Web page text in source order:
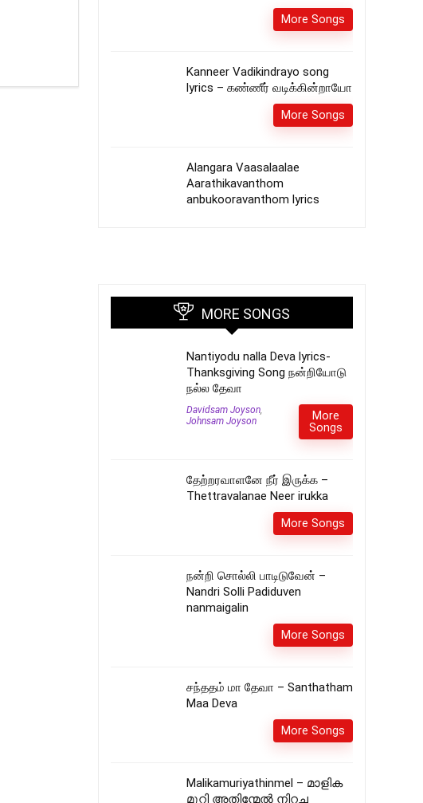
More Songs
Kanneer Vadikindrayo song
lyrics – கண்ணீர் வடிக்கின்றாயோ
More Songs
Alangara Vaasalaalae
Aarathikavanthom
anbukooravanthom lyrics
MORE SONGS
Nantiyodu nalla Deva lyrics-
Thanksgiving Song நன்றியோடு
நல்ல தேவா
Davidsam Joyson,
Johnsam Joyson
More
Songs
தேற்றரவாளனே நீர் இருக்க –
Thettravalanae Neer irukka
More Songs
நன்றி சொல்லி பாடிடுவேன் –
Nandri Solli Padiduven
nanmaigalin
More Songs
சந்ததம் மா தேவா – Santhatham
Maa Deva
More Songs
Malikamuriyathinmel – മാളിക
മുറി അതിന്മേൽ നിറച്ച